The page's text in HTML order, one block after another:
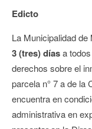
Edicto
La Municipalidad
3 (tres) díasa
derechos sobre el
parcela n° 7 a de la
encuentra en
administrativa en